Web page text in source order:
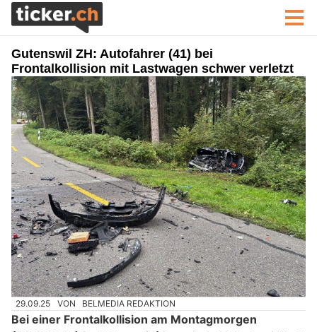
Gutenswil ZH: Autofahrer (41) bei
Frontalkollision mit Lastwagen schwer verletzt
29.09.25 VON BELMEDIA REDAKTION
Bei einer Frontalkollision am Montagmorgen